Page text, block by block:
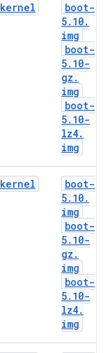
kernel
boot-
5. 10.
img
boot-
5. 10-
gz .
img
boot-
5. 10-
lz4.
img
kernel
boot-
5. 10.
img
boot-
5. 10-
gz .
img
boot-
5. 10-
lz4.
img